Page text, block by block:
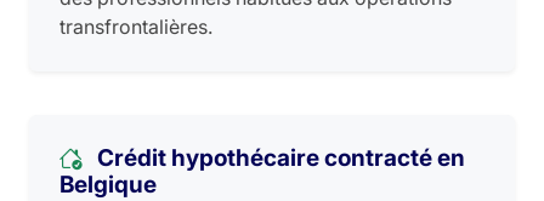
transfrontalières.
Crédit hypothécaire contracté en
Belgique